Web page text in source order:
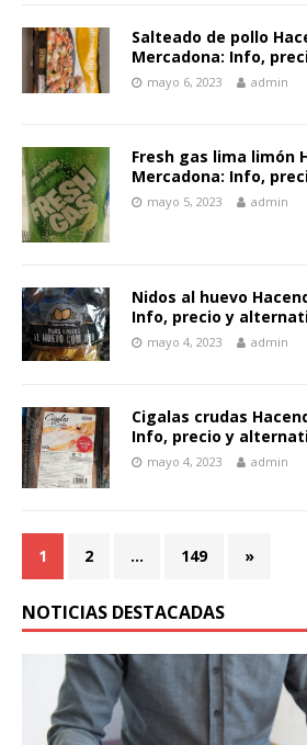
Salteado de pollo
Mercadona: Info,
mayo 6, 2023 admin
Fresh gas lima limón
Mercadona: Info,
mayo 5, 2023 admin
Nidos al huevo
Info, precio y
mayo 4, 2023 admin
Cigalas crudas
Info, precio y
mayo 4, 2023 admin
1 2 … 149 »
NOTICIAS DESTACADAS